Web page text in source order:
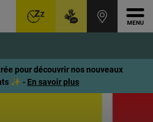
pour découvrir nos nouveaux
✨ - En savoir plus